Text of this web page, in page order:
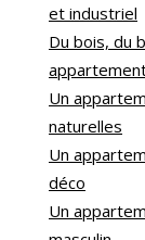
et industriel
Du bois, du
Un
naturelles
Un
déco
Un